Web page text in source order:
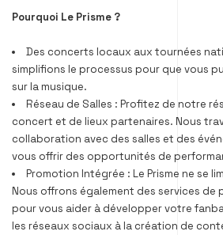
Pourquoi Le Prisme ?
Des concerts locaux aux tournées
simplifions le processus pour que vous
sur la musique.
Réseau de Salles : Profitez de notre
concert et de lieux partenaires. Nous
collaboration avec des salles et des
vous offrir des opportunités de
Promotion Intégrée : Le Prisme ne se
Nous offrons également des services de
pour vous aider à développer votre
les réseaux sociaux à la création de